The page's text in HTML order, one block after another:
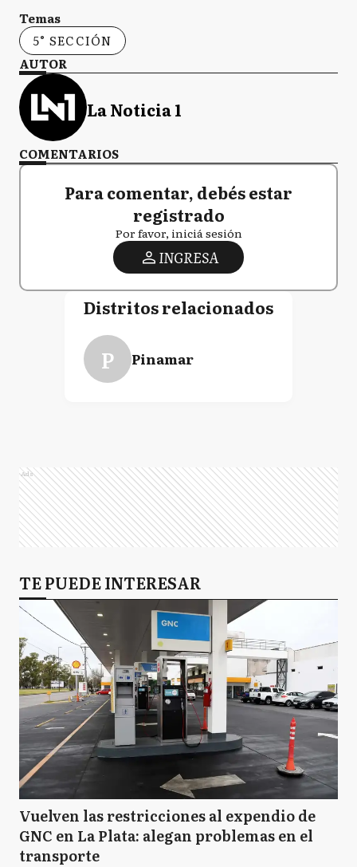
Temas
5° SECCIÓN
AUTOR
La Noticia 1
COMENTARIOS
Para comentar, debés estar
registrado
Por favor, iniciá sesión
INGRESA
Distritos relacionados
P Pinamar
Ads
TE PUEDE INTERESAR
Vuelven las restricciones al expendio de
GNC en La Plata: alegan problemas en el
transporte